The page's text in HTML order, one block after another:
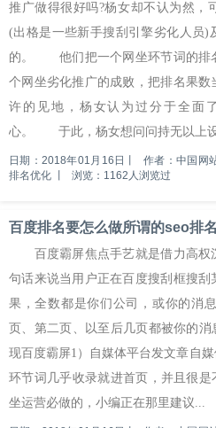
推广做得很好吗?杨女却不认为然，
(出格是一些新手搜刮引擎劣化人员)
的。 他们把一个网坐环节词的排
个网坐劣化推广的成败，把排名果
许的见地，杨女认为过分于全面
心。 于此，杨女想问问持无以上
日期：2018年01月16日 作者：中国网
排名优化
浏览：1162人浏览过
百度排名要怎么做所谓的seo排
百度霸屏焦点手艺就是借力高权
句话来说当用户正在百度搜刮框搜
果，全数都是你们公司，或你的消
页、第二页、以至后几页都被你的
现百度霸屏1）自媒体平台发文章自
环节词几乎收录就进首页，并且很是
坐运营必做的，小编正在那里建议...